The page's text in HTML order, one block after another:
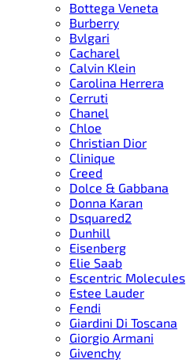
Bottega Veneta
Burberry
Bvlgari
Cacharel
Calvin Klein
Carolina Herrera
Cerruti
Chanel
Chloe
Christian Dior
Clinique
Creed
Dolce & Gabbana
Donna Karan
Dsquared2
Dunhill
Eisenberg
Elie Saab
Escentric Molecules
Estee Lauder
Fendi
Giardini Di Toscana
Giorgio Armani
Givenchy